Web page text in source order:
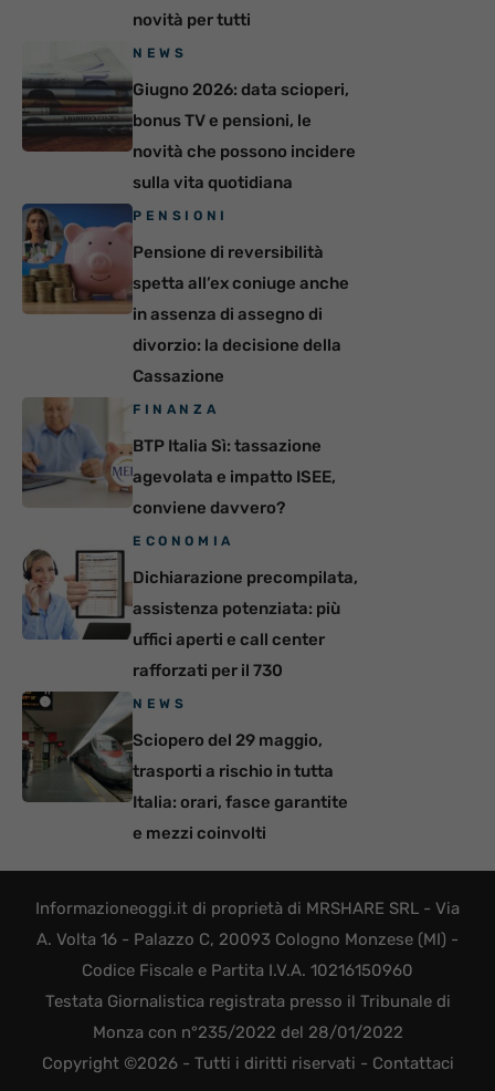
novità per tutti
NEWS
Giugno 2026: data scioperi,
bonus TV e pensioni, le
novità che possono incidere
sulla vita quotidiana
PENSIONI
Pensione di reversibilità
spetta all’ex coniuge anche
in assenza di assegno di
divorzio: la decisione della
Cassazione
FINANZA
BTP Italia Sì: tassazione
agevolata e impatto ISEE,
conviene davvero?
ECONOMIA
Dichiarazione precompilata,
assistenza potenziata: più
uffici aperti e call center
rafforzati per il 730
NEWS
Sciopero del 29 maggio,
trasporti a rischio in tutta
Italia: orari, fasce garantite
e mezzi coinvolti
Informazioneoggi.it di proprietà di MRSHARE SRL - Via
A. Volta 16 - Palazzo C, 20093 Cologno Monzese (MI) -
Codice Fiscale e Partita I.V.A. 10216150960
Testata Giornalistica registrata presso il Tribunale di
Monza con n°235/2022 del 28/01/2022
Copyright ©2026 - Tutti i diritti riservati - Contattaci